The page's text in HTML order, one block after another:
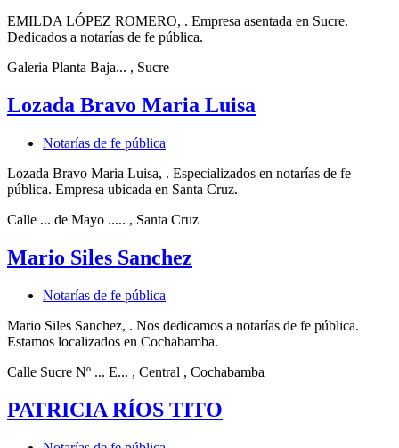
EMILDA LÓPEZ ROMERO, . Empresa asentada en Sucre.
Dedicados a notarías de fe pública.
Galeria Planta Baja... , Sucre
Lozada Bravo Maria Luisa
Notarías de fe pública
Lozada Bravo Maria Luisa, . Especializados en notarías de fe
pública. Empresa ubicada en Santa Cruz.
Calle ... de Mayo ..... , Santa Cruz
Mario Siles Sanchez
Notarías de fe pública
Mario Siles Sanchez, . Nos dedicamos a notarías de fe pública.
Estamos localizados en Cochabamba.
Calle Sucre Nº ... E... , Central , Cochabamba
PATRICIA RÍOS TITO